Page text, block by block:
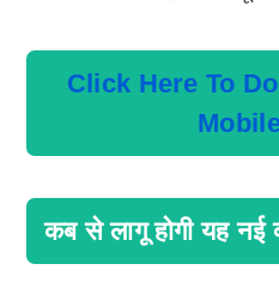
Click Here To
कब से लागू होगी यह नई